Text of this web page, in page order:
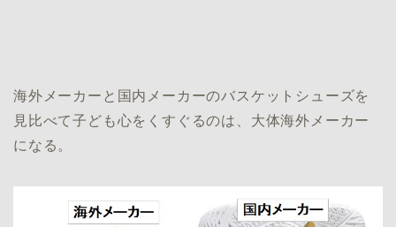
海外メーカーと国内メーカーのバスケットシューズを
見比べて子ども心をくすぐるのは、大体海外メーカー
になる。